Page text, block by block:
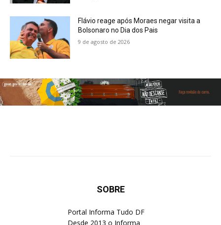
Flávio reage após Moraes negar visita a
Bolsonaro no Dia dos Pais
9 de agosto de 2026
SOBRE
Portal Informa Tudo DF
Desde 2013 o Informa